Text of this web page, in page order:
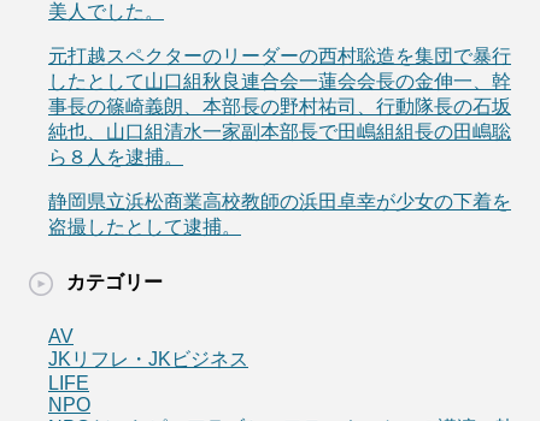
美人でした。
元打越スペクターのリーダーの西村聡造を集団で暴行
したとして山口組秋良連合会一蓮会会長の金伸一、幹
事長の篠崎義朗、本部長の野村祐司、行動隊長の石坂
純也、山口組清水一家副本部長で田嶋組組長の田嶋聡
ら８人を逮捕。
静岡県立浜松商業高校教師の浜田卓幸が少女の下着を
盗撮したとして逮捕。
カテゴリー
AV
JKリフレ・JKビジネス
LIFE
NPO